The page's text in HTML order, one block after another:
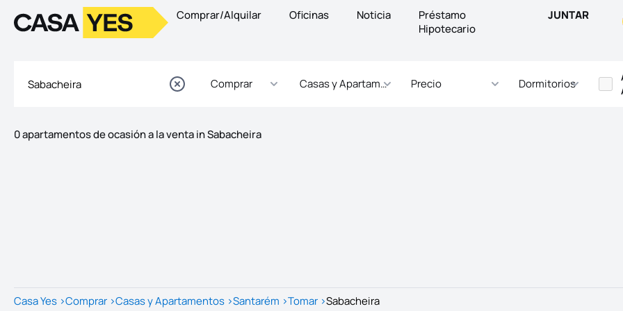
LogotipoIr a la página de inicio
Comprar/Alquilar Oficinas Noticia
Préstamo
Hipotecario
JUNTAR
Comprar Casas y Apartamentos Precio Dormitorios
0 apartamentos de ocasión a la venta in Sabacheira
Casa Yes >Comprar >Casas y Apartamentos >Santarém >Tomar >Sabacheira